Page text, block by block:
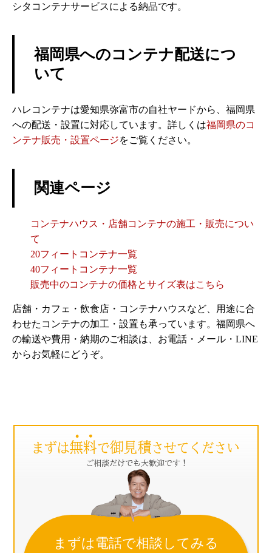
シタコンテナサービスによる納品です。
福岡県へのコンテナ配送につ
いて
ハレコンテナは愛知県弥富市の自社ヤードから、福岡県
への配送・設置に対応しています。詳しくは福岡県のコ
ンテナ販売・設置ページをご覧ください。
関連ページ
コンテナハウス・店舗コンテナの施工・販売につい
て
20フィートコンテナ一覧
40フィートコンテナ一覧
販売中のコンテナの価格とサイズ表はこちら
店舗・カフェ・飲食店・コンテナハウスなど、用途に合
わせたコンテナの加工・設置も承っています。福岡県へ
の輸送や費用・納期のご相談は、お電話・メール・LINE
からお気軽にどうぞ。
まずは電話で相談してみる